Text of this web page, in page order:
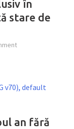
în
stare de
an fără